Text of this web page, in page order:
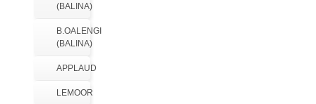
(BALINA)
B.OALENGI
(BALINA)
APPLAUD
LEMOOR